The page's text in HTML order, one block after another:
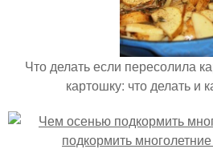
Что делать если пересолила
картошку: что делать и